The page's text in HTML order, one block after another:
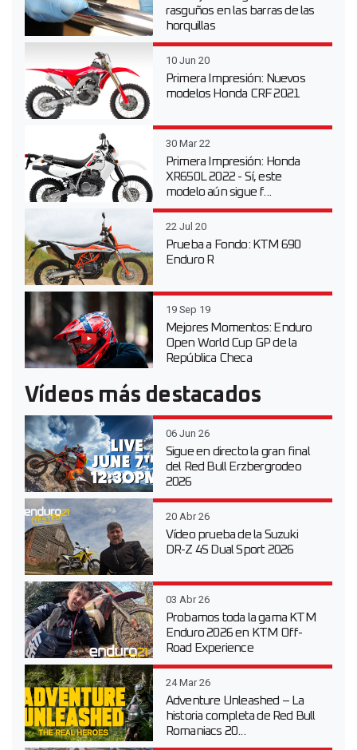
rasguños en las barras de las
horquillas
10 Jun 20
Primera Impresión: Nuevos
modelos Honda CRF 2021
30 Mar 22
Primera Impresión: Honda
XR650L 2022 - Sí, este
modelo aún sigue f...
22 Jul 20
Prueba a Fondo: KTM 690
Enduro R
19 Sep 19
Mejores Momentos: Enduro
Open World Cup GP de la
República Checa
Vídeos más destacados
06 Jun 26
Sigue en directo la gran final
del Red Bull Erzbergrodeo
2026
20 Abr 26
Vídeo prueba de la Suzuki
DR-Z 4S Dual Sport 2026
03 Abr 26
Probamos toda la gama KTM
Enduro 2026 en KTM Off-
Road Experience
24 Mar 26
Adventure Unleashed – La
historia completa de Red Bull
Romaniacs 20...